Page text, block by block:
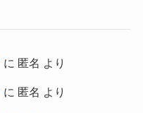
に 匿名 より
に 匿名 より